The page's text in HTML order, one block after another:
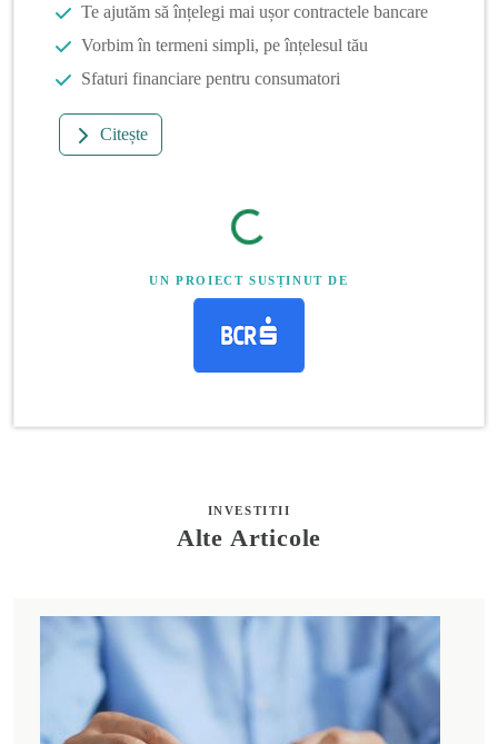
Te ajutăm să înțelegi mai ușor contractele bancare
Vorbim în termeni simpli, pe înțelesul tău
Sfaturi financiare pentru consumatori
Citește
UN PROIECT SUSȚINUT DE
INVESTITII
Alte Articole